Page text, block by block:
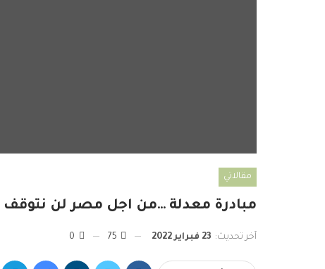
مقالاتي
مبادرة معدلة …من اجل مصر لن
آخر تحديث: 23 فبراير 2022